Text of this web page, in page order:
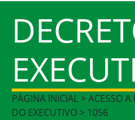
PÁGINA INICIAL > ACESSO
DO EXECUTIVO > 1056